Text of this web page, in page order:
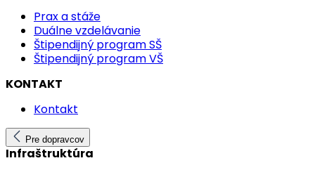
Prax a stáže
Duálne vzdelávanie
Štipendijný program SŠ
Štipendijný program VŠ
KONTAKT
Kontakt
Pre dopravcov
Infraštruktúra